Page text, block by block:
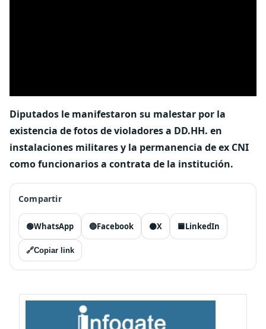
Diputados le manifestaron su malestar por la
existencia de fotos de violadores a DD.HH. en
instalaciones militares y la permanencia de ex CNI
como funcionarios a contrata de la institución.
Compartir
🟢WhatsApp 🔵Facebook ⚫X 🟦LinkedIn
🔗Copiar link